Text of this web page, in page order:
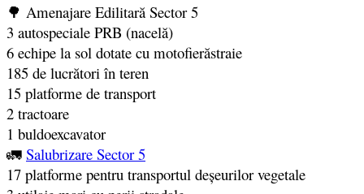
🌳 Amenajare Edilitară Sector 5
3 autospeciale PRB (nacelă)
6 echipe la sol dotate cu motofierăstraie
185 de lucrători în teren
15 platforme de transport
2 tractoare
1 buldoexcavator
🚛 Salubrizare Sector 5
17 platforme pentru transportul deșeurilor vegetale